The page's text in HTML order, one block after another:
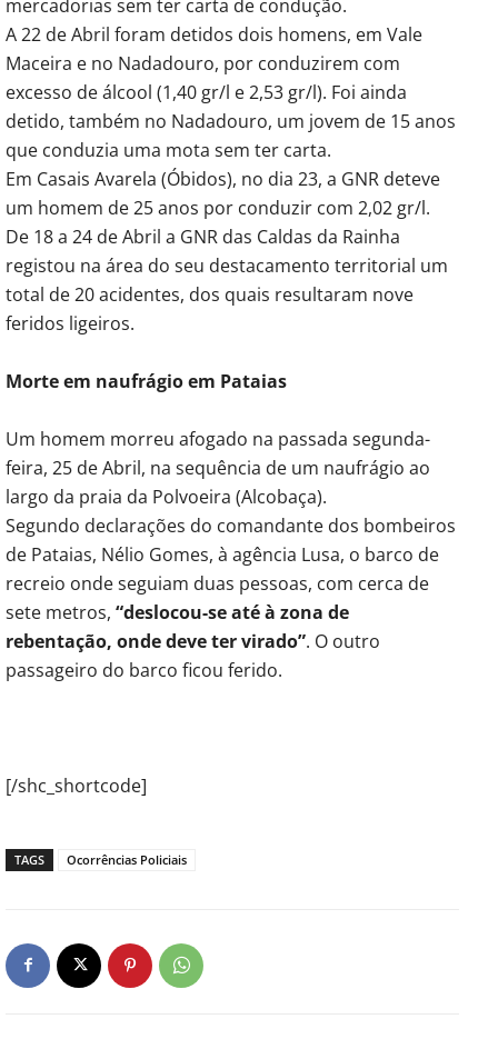
mercadorias sem ter carta de condução.
A 22 de Abril foram detidos dois homens, em Vale
Maceira e no Nadadouro, por conduzirem com
excesso de álcool (1,40 gr/l e 2,53 gr/l). Foi ainda
detido, também no Nadadouro, um jovem de 15 anos
que conduzia uma mota sem ter carta.
Em Casais Avarela (Óbidos), no dia 23, a GNR deteve
um homem de 25 anos por conduzir com 2,02 gr/l.
De 18 a 24 de Abril a GNR das Caldas da Rainha
registou na área do seu destacamento territorial um
total de 20 acidentes, dos quais resultaram nove
feridos ligeiros.
Morte em naufrágio em Pataias
Um homem morreu afogado na passada segunda-
feira, 25 de Abril, na sequência de um naufrágio ao
largo da praia da Polvoeira (Alcobaça).
Segundo declarações do comandante dos bombeiros
de Pataias, Nélio Gomes, à agência Lusa, o barco de
recreio onde seguiam duas pessoas, com cerca de
sete metros, “deslocou-se até à zona de
rebentação, onde deve ter virado”. O outro
passageiro do barco ficou ferido.
[/shc_shortcode]
TAGS Ocorrências Policiais